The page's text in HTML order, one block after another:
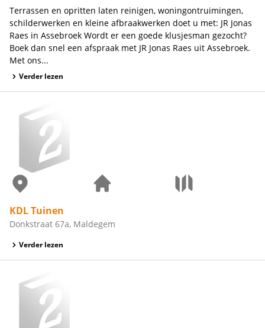
Terrassen en opritten laten reinigen, woningontruimingen,
schilderwerken en kleine afbraakwerken doet u met: JR Jonas
Raes in Assebroek Wordt er een goede klusjesman gezocht?
Boek dan snel een afspraak met JR Jonas Raes uit Assebroek.
Met ons...
Verder lezen
KDL Tuinen
Donkstraat 67a, Maldegem
Verder lezen